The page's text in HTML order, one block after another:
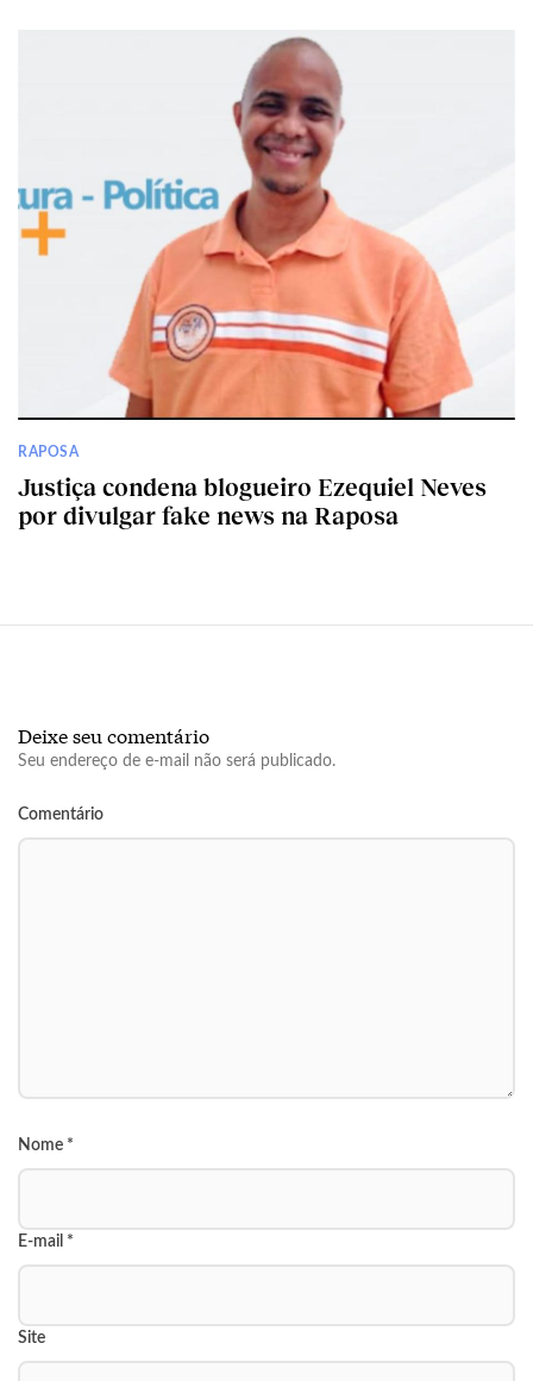
RAPOSA
Justiça condena blogueiro Ezequiel Neves
por divulgar fake news na Raposa
Deixe seu comentário
Seu endereço de e-mail não será publicado.
Comentário
Nome *
E-mail *
Site